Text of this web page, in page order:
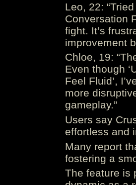
Leo, 22:
Conversation
fight. It’s
improvement
Chloe, 19:
Even though
Feel Fluid’,
more
gameplay.”
Users say
effortless and
Many report
fostering a
The feature is